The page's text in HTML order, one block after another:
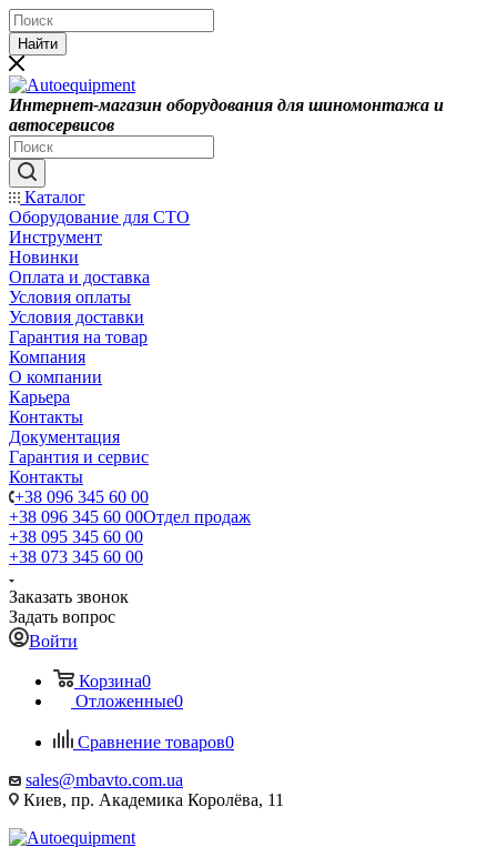
Найти
Интернет-магазин оборудования для шиномонтажа и
автосервисов
Каталог
Оборудование для СТО
Инструмент
Новинки
Оплата и доставка
Условия оплаты
Условия доставки
Гарантия на товар
Компания
О компании
Карьера
Контакты
Документация
Гарантия и сервис
Контакты
+38 096 345 60 00
+38 096 345 60 00Отдел продаж
+38 095 345 60 00
+38 073 345 60 00
Заказать звонок
Задать вопрос
Войти
Корзина0
Отложенные0
Сравнение товаров0
sales@mbavto.com.ua
Киев, пр. Академика Королёва, 11